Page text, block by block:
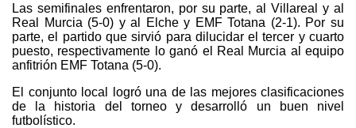
Las semifinales enfrentaron, por su parte, al Villareal y al
Real Murcia (5-0) y al Elche y EMF Totana (2-1). Por su
parte, el partido que sirvió para dilucidar el tercer y cuarto
puesto, respectivamente lo ganó el Real Murcia al equipo
anfitrión EMF Totana (5-0).
El conjunto local logró una de las mejores clasificaciones
de la historia del torneo y desarrolló un buen nivel
futbolístico.